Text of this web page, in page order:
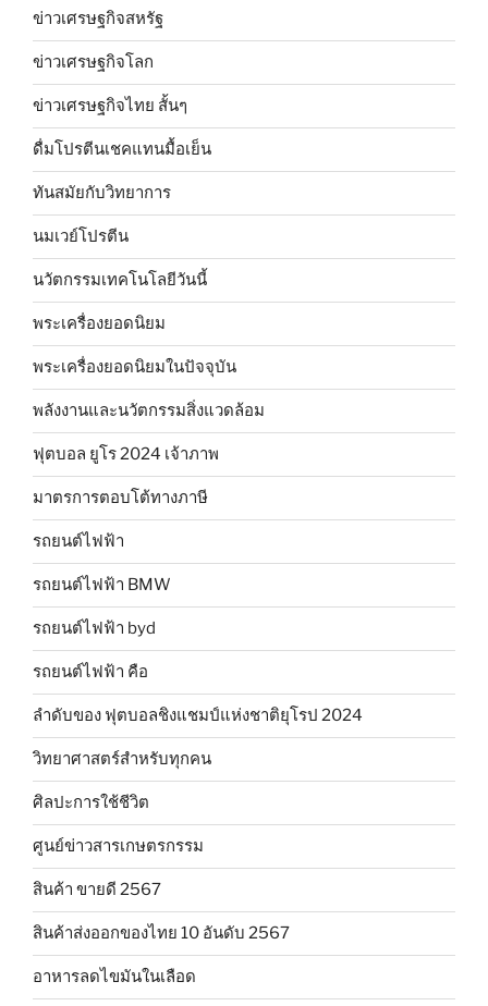
ข่าวเศรษฐกิจสหรัฐ
ข่าวเศรษฐกิจโลก
ข่าวเศรษฐกิจไทย สั้นๆ
ดื่มโปรตีนเชคแทนมื้อเย็น
ทันสมัยกับวิทยาการ
นมเวย์โปรตีน
นวัตกรรมเทคโนโลยีวันนี้
พระเครื่องยอดนิยม
พระเครื่องยอดนิยมในปัจจุบัน
พลังงานและนวัตกรรมสิ่งแวดล้อม
ฟุตบอล ยูโร 2024 เจ้าภาพ
มาตรการตอบโต้ทางภาษี
รถยนต์ไฟฟ้า
รถยนต์ไฟฟ้า BMW
รถยนต์ไฟฟ้า byd
รถยนต์ไฟฟ้า คือ
ลำดับของ ฟุตบอลชิงแชมป์แห่งชาติยุโรป 2024
วิทยาศาสตร์สำหรับทุกคน
ศิลปะการใช้ชีวิต
ศูนย์ข่าวสารเกษตรกรรม
สินค้า ขายดี 2567
สินค้าส่งออกของไทย 10 อันดับ 2567
อาหารลดไขมันในเลือด